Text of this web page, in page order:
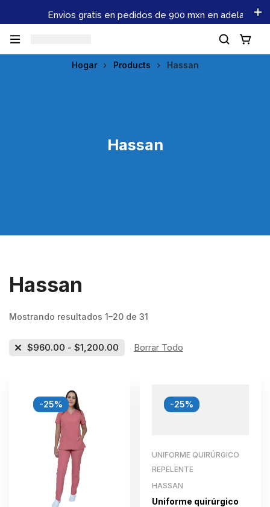
Envíos gratis en pedidos de 900 mxn en adelante. No
Hogar Products Hassan
Hassan
Hassan
Mostrando resultados 1–20 de 31
$960.00 - $1,200.00 Borrar Todo
-25% -25%
UNIFORME QUIRÚRGICO
REPELENTE
HASSAN
Uniforme quirúrgico